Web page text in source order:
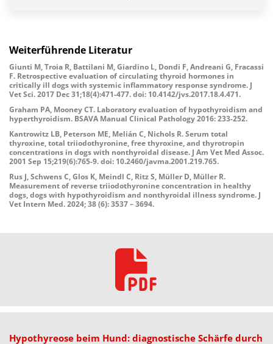
Weiterführende Literatur
Giunti M, Troia R, Battilani M, Giardino L, Dondi F, Andreani G, Fracassi
F. Retrospective evaluation of circulating thyroid hormones in
critically ill dogs with systemic inflammatory response syndrome. J
Vet Sci. 2017 Dec 31;18(4):471-477. doi: 10.4142/jvs.2017.18.4.471.
Graham PA, Mooney CT. Laboratory evaluation of hypothyroidism and
hyperthyroidism. BSAVA Manual Clinical Pathology 2016: 233-252.
Kantrowitz LB, Peterson ME, Melián C, Nichols R. Serum total
thyroxine, total triiodothyronine, free thyroxine, and thyrotropin
concentrations in dogs with nonthyroidal disease. J Am Vet Med Assoc.
2001 Sep 15;219(6):765-9. doi: 10.2460/javma.2001.219.765.
Rus J, Schwens C, Glos K, Meindl C, Ritz S, Müller D, Müller R.
Measurement of reverse triiodothyronine concentration in healthy
dogs, dogs with hypothyroidism and nonthyroidal illness syndrome. J
Vet Intern Med. 2024; 38 (6): 3537 – 3694.
Hypothyreose beim Hund: diagnostische Schärfe durch